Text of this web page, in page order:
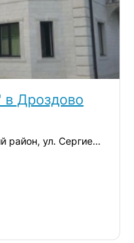
Дроздово
Дроздово, Вереск-Б, Ленинский район, ул. Сергиевская, д.17А